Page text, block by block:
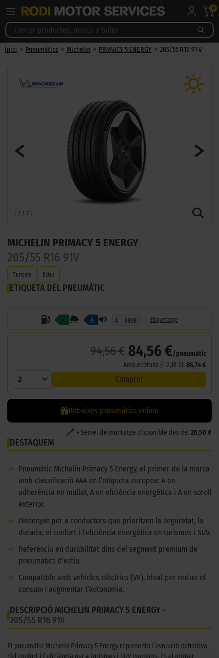
0
Inici > Pneumàtics > Michelin > PRIMACY 5 ENERGY > 205/55 R16 91 V
1 / 7
MICHELIN PRIMACY 5 ENERGY
205/55 R16 91V
Turisme Estiu
ETIQUETA DEL PNEUMÀTIC
A A A 68dB Etiquetatge
94,56 € 84,56 €/pneumàtic
Amb ecotasa (+ 2,18 €): 86,74 €
2 Comprar
Rebaixes pneumàtics online
+ Servei de muntatge disponible des de: 20,50 €
DESTAQUEM
➜
Pneumàtic Michelin Primacy 5 Energy, el primer de la marca
amb classificació AAA en l’etiqueta europea: A en
adherència en mullat, A en eficiència energètica i A en soroll
exterior.
➜
Dissenyat per a conductors que prioritzen la seguretat, la
durada, el confort i l’eficiència energètica en turismes i SUV.
➜
Referència en durabilitat dins del segment premium de
pneumàtics d’estiu.
➜
Compatible amb vehicles elèctrics (VE), ideal per reduir el
consum i augmentar l’autonomia.
DESCRIPCIÓ MICHELIN PRIMACY 5 ENERGY -
205/55 R16 91V
El pneumàtic Michelin Primacy 5 Energy representa l’evolució definitiva
del confort i l’eficiència per a turismes i SUV moderns. És el primer